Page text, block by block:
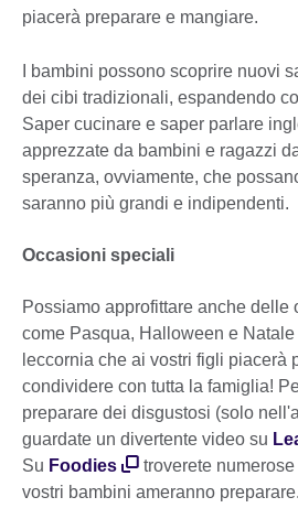
piacerà preparare e mangiare.
I bambini possono scoprire nuovi
dei cibi tradizionali, espandendo
Saper cucinare e saper parlare
apprezzate da bambini e ragazzi
speranza, ovviamente, che
saranno più grandi e indipendenti.
Occasioni speciali
Possiamo approfittare anche delle
come Pasqua, Halloween e
leccornia che ai vostri figli piacerà
condividere con tutta la famiglia!
preparare dei disgustosi (solo
guardate un divertente video su
Su Foodies
troverete
vostri bambini ameranno